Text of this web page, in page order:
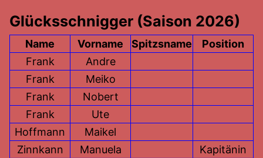
Glücksschnigger (Saison 2026)
Name Vorname Spitzsname
Position
Frank
Andre
Frank
Meiko
Frank
Nobert
Frank
Ute
Hoffmann
Maikel
Zinnkann
Manuela Kapitänin